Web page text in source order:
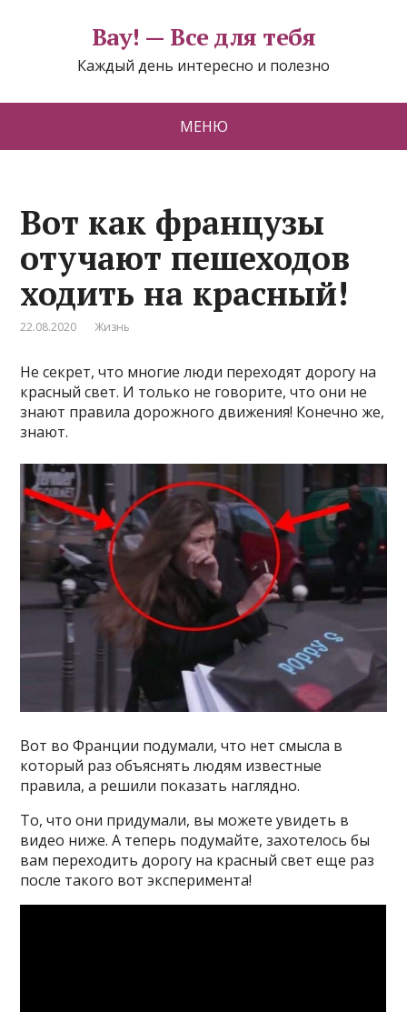
Вау! — Все для тебя
Каждый день интересно и полезно
МЕНЮ
Вот как французы
отучают пешеходов
ходить на красный!
22.08.2020 Жизнь
Не секрет, что многие люди переходят дорогу на
красный свет. И только не говорите, что они не
знают правила дорожного движения! Конечно же,
знают.
Вот во Франции подумали, что нет смысла в
который раз объяснять людям известные
правила, а решили показать наглядно.
То, что они придумали, вы можете увидеть в
видео ниже. А теперь подумайте, захотелось бы
вам переходить дорогу на красный свет еще раз
после такого вот эксперимента!